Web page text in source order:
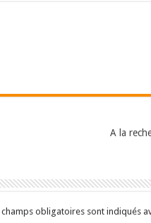
A la
champs obligatoires sont indiqués